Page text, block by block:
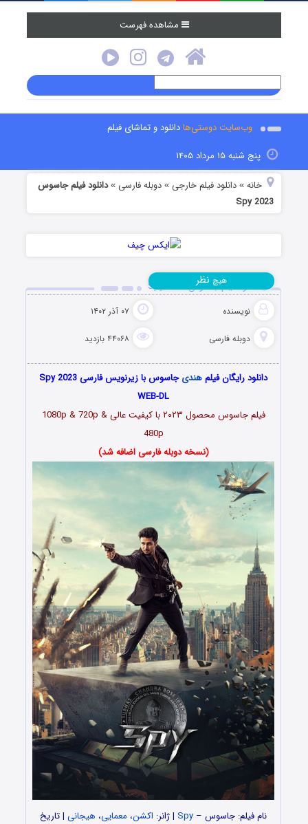
مشاهده فهرست
وب‌سایت دوستی‌هادانلود و تماشای فیلم
پنج شنبه ۱۵ مرداد ۱۴۰۵
خانه »دانلود فیلم خارجی »دوبله فارسی »دانلود فیلم جاسوس
Spy 2023
دانلود فیلم جاسوس Spy 2023
نویسنده ۰۷ آذر ۱۴۰۲
دوبله فارسی ۴۴۰۶۸ بازدید
هیچ نظر
دانلود رایگان فیلمهندی
جاسوس با زیرنویس فارسی Spy 2023
WEB-DL
فیلمجاسوس محصول ۲۰۲۳
با کیفیت عالی 1080p & 720p &
480p
(نسخه دوبله فارسی اضافه شد)
نام فیلم: جاسوس – Spy | ژانر: اکشن، معمایی، هیجانی | تاریخ